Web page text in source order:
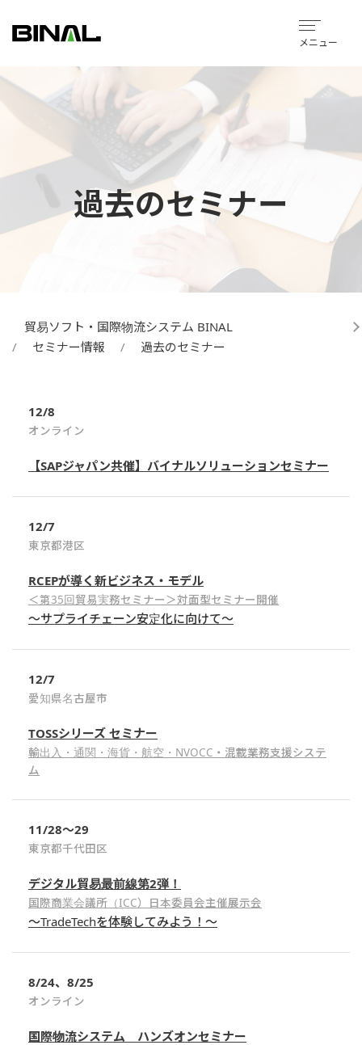
メニュー
過去のセミナー
貿易ソフト・国際物流システム BINAL
セミナー情報
過去のセミナー
12/8
オンライン
【SAPジャパン共催】バイナルソリューションセミナー
12/7
東京都港区
RCEPが導く新ビジネス・モデル
＜第35回貿易実務セミナー＞対面型セミナー開催
～サプライチェーン安定化に向けて～
12/7
愛知県名古屋市
TOSSシリーズ セミナー
輸出入・通関・海貨・航空・NVOCC・混載業務支援システ
ム
11/28〜29
東京都千代田区
デジタル貿易最前線第2弾！
国際商業会議所（ICC）日本委員会主催展示会
〜TradeTechを体験してみよう！〜
8/24、8/25
オンライン
国際物流システム ハンズオンセミナー